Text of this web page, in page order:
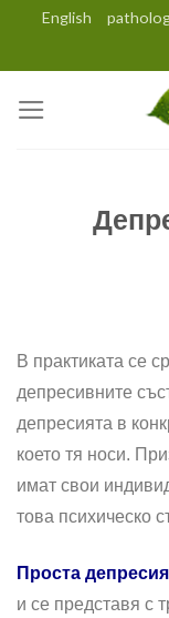
content
English
В практиката се
депресивните
депресията в
което тя носи.
имат свои
това психическо
Проста депресия
и се представя с